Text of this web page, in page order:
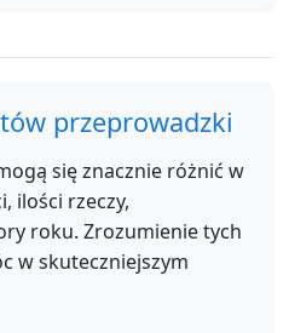
przeprowadzki
się znacznie różnić w
ilości rzeczy,
roku. Zrozumienie tych
w skuteczniejszym